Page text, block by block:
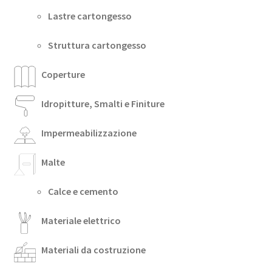
Lastre cartongesso
Struttura cartongesso
Coperture
Idropitture, Smalti e Finiture
Impermeabilizzazione
Malte
Calce e cemento
Materiale elettrico
Materiali da costruzione